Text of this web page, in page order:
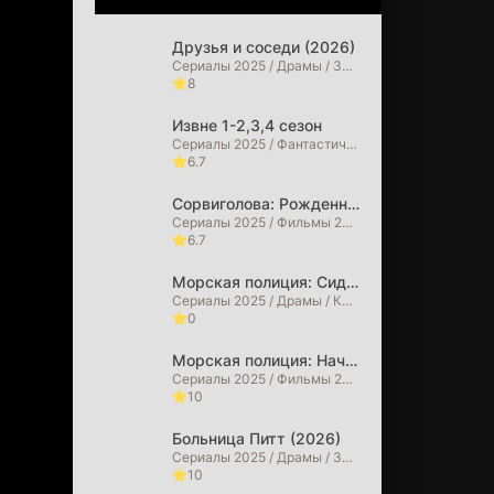
Друзья и соседи (2026)
Сериалы 2025 / Драмы / Зарубежные сериалы / Сериалы 2026 года
8
Извне 1-2,3,4 сезон
Сериалы 2025 / Фантастические / Детективы / Драмы / Триллеры / Ужасы / Фильмы 2025 / Фильмы 2026 / Зарубежные сериалы / Сериалы 2026 года
6.7
Сорвиголова: Рожденный заново (2026)
Сериалы 2025 / Фильмы 2025 / Фильмы в 4K / Криминальные фильмы / Боевики / Драмы / Фильмы-приключения / Триллеры / Фэнтези / Фантастические / Сериалы 2026 года / Фильмы 2026
6.7
Морская полиция: Сидней (2026)
Сериалы 2025 / Драмы / Криминальные фильмы / Сериалы 2026 года
0
Морская полиция: Начало (2026)
Сериалы 2025 / Фильмы 2025 / Драмы / Криминальные фильмы / Сериалы 2026 года
10
Больница Питт (2026)
Сериалы 2025 / Драмы / Зарубежные сериалы
10